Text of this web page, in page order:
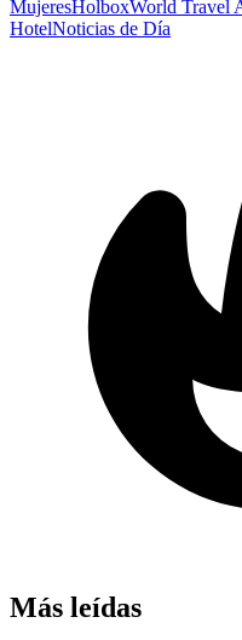
MujeresHolboxWorld Travel
HotelNoticias de Día
Más leídas